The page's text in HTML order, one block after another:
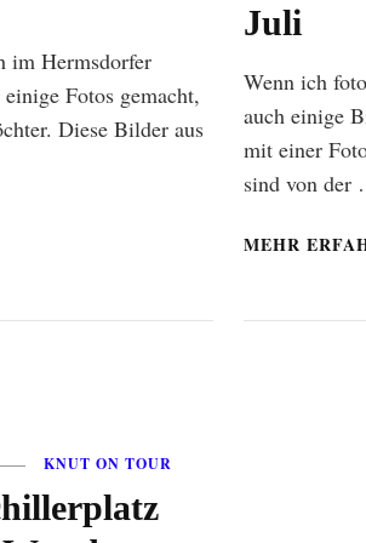
im Hermsdorfer
Fotos gemacht,
Diese Bilder aus
Juli
Wenn ich
auch einige
mit einer
sind von der
MEHR
KNUT ON TOUR